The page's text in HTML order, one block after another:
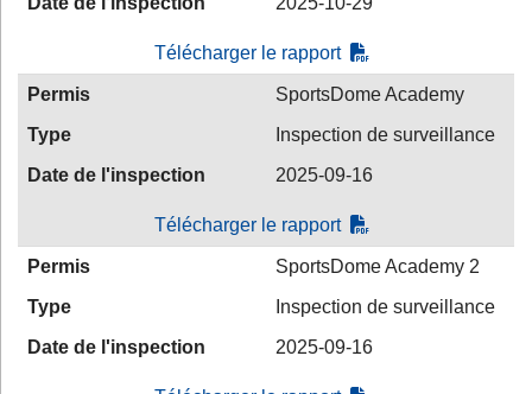
Télécharger le rapport
Permis
SportsDome Academy
Type
Inspection de surveillance
Date de l'inspection
2025-09-16
Télécharger le rapport
Permis
SportsDome Academy 2
Type
Inspection de surveillance
Date de l'inspection
2025-09-16